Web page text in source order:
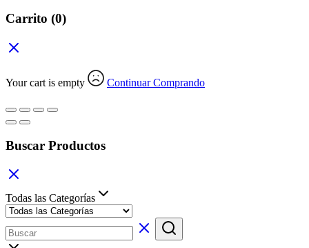
Carrito (0)
Your cart is empty Continuar Comprando
Buscar Productos
Todas las Categorías